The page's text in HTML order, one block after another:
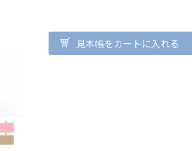
見本帳をカートに入れる